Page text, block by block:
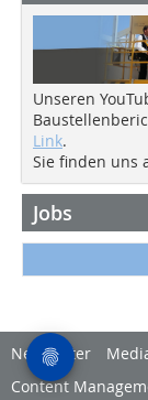
Unseren
Link.
Sie finden uns
Jobs
Newsletter
Content